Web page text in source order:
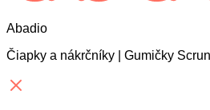
Abadio
Čiapky a nákrčníky | Gumičky